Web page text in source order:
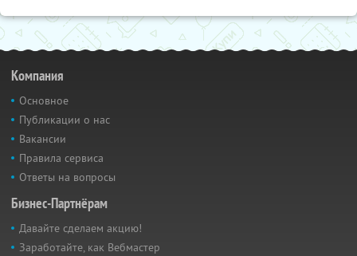
Компания
Основное
Публикации о нас
Вакансии
Правила сервиса
Ответы на вопросы
Бизнес-Партнёрам
Давайте сделаем акцию!
Заработайте, как Вебмастер